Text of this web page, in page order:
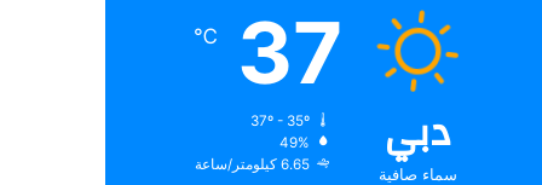
دبي
سماء صافية
37
℃
49%
6.65 كيلومتر/ساعة